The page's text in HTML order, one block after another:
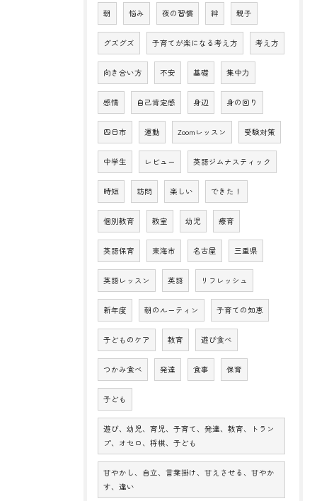
朝 悩み 夜の習慣 絆 親子
グズグズ 子育てが楽になる考え方 考え方
向き合い方 不安 基礎 集中力
感情 自己肯定感 身辺 身の回り
四日市 運動 Zoomレッスン 受験対策
中学生 レビュー 英語ジムナスティック
時短 訪問 楽しい できた！
個別教育 教室 幼児 療育
英語保育 東海市 名古屋 三重県
英語レッスン 英語 リフレッシュ
新年度 朝のルーティン 子育ての知恵
子どものケア 教育 遊び食べ
つかみ食べ 発達 食事 保育
子ども
遊び、幼児、育児、子育て、発達、教育、トラン
プ、オセロ、将棋、子ども
甘やかし、自立、言葉掛け、甘えさせる、甘やか
す、違い